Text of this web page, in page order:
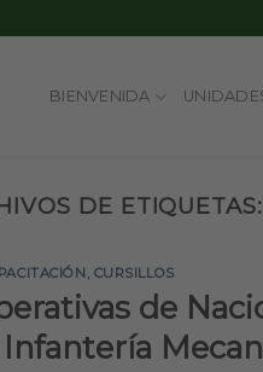
BIENVENIDA
DE ETIQUETAS:
, CURSILLOS
de